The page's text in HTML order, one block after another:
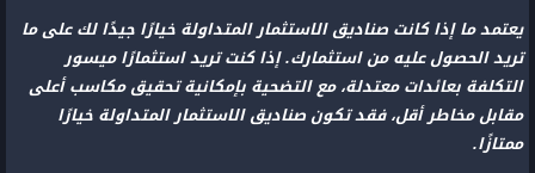
يعتمد ما إذا كانت صناديق الاستثمار المتداولة خيارًا جيدًا لك على ما
تريد الحصول عليه من استثمارك. إذا كنت تريد استثمارًا ميسور
التكلفة بعائدات معتدلة، مع التضحية بإمكانية تحقيق مكاسب أعلى
مقابل مخاطر أقل، فقد تكون صناديق الاستثمار المتداولة خيارًا
ممتازًا.